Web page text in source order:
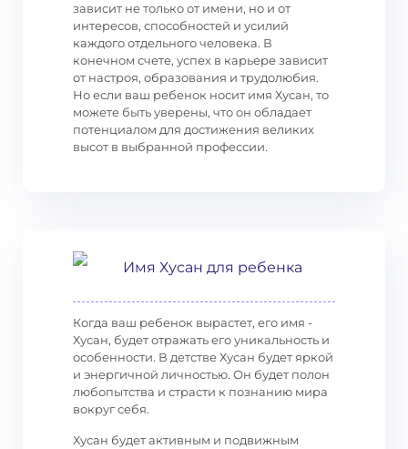
зависит не только от имени, но и от
интересов, способностей и усилий
каждого отдельного человека. В
конечном счете, успех в карьере зависит
от настроя, образования и трудолюбия.
Но если ваш ребенок носит имя Хусан, то
можете быть уверены, что он обладает
потенциалом для достижения великих
высот в выбранной профессии.
Имя Хусан для ребенка
Когда ваш ребенок вырастет, его имя -
Хусан, будет отражать его уникальность и
особенности. В детстве Хусан будет яркой
и энергичной личностью. Он будет полон
любопытства и страсти к познанию мира
вокруг себя.
Хусан будет активным и подвижным